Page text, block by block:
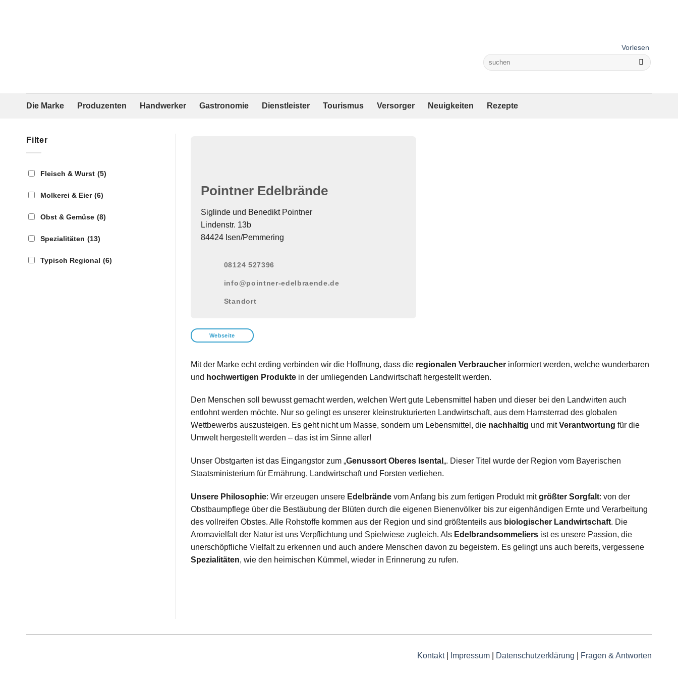
Vorlesen
Die Marke Produzenten Handwerker Gastronomie Dienstleister Tourismus Versorger Neuigkeiten Rezepte
Filter
Fleisch & Wurst (5)
Molkerei & Eier (6)
Obst & Gemüse (8)
Spezialitäten (13)
Typisch Regional (6)
Pointner Edelbrände
Siglinde und Benedikt Pointner
Lindenstr. 13b
84424 Isen/Pemmering
08124 527396
info@pointner-edelbraende.de
Standort
Webseite
Mit der Marke echt erding verbinden wir die Hoffnung, dass die regionalen Verbraucher informiert werden, welche wunderbaren
und hochwertigen Produkte in der umliegenden Landwirtschaft hergestellt werden.
Den Menschen soll bewusst gemacht werden, welchen Wert gute Lebensmittel haben und dieser bei den Landwirten auch
entlohnt werden möchte. Nur so gelingt es unserer kleinstrukturierten Landwirtschaft, aus dem Hamsterrad des globalen
Wettbewerbs auszusteigen. Es geht nicht um Masse, sondern um Lebensmittel, die nachhaltig und mitVerantwortung für die
Umwelt hergestellt werden – das ist im Sinne aller!
Unser Obstgarten ist das Eingangstor zum „Genussort Oberes Isental „. Dieser Titel wurde der Region vom Bayerischen
Staatsministerium für Ernährung, Landwirtschaft und Forsten verliehen.
Unsere Philosophie: Wir erzeugen unsere Edelbrände vom Anfang bis zum fertigen Produkt mitgrößter Sorgfalt: von der
Obstbaumpflege über die Bestäubung der Blüten durch die eigenen Bienenvölker bis zur eigenhändigen Ernte und Verarbeitung
des vollreifen Obstes. Alle Rohstoffe kommen aus der Region und sind größtenteils aus biologischer Landwirtschaft. Die
Aromavielfalt der Natur ist uns Verpflichtung und Spielwiese zugleich. Als Edelbrandsommeliers ist es unsere Passion, die
unerschöpfliche Vielfalt zu erkennen und auch andere Menschen davon zu begeistern. Es gelingt uns auch bereits, vergessene
Spezialitäten, wie den heimischen Kümmel, wieder in Erinnerung zu rufen.
Kontakt| Impressum Datenschutzerklärung Fragen & Antworten